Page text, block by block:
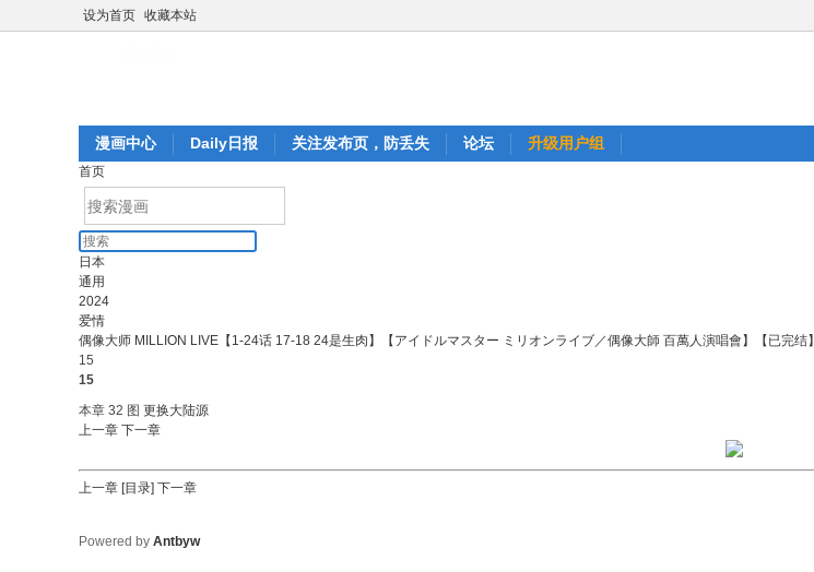
设为首页 收藏本站
漫画中心 Daily日报 关注发布页，防丢失 论坛 升级用户组
首页
日本
通用
2024
爱情
偶像大师 MILLION LIVE【1-24话 17-18 24是生肉】【アイドルマスター ミリオンライブ／偶像大師 百萬人演唱會】【已完结】
15
15
本章 32 图 更换大陆源
上一章 下一章
上一章 [目录] 下一章
Powered by Antbyw